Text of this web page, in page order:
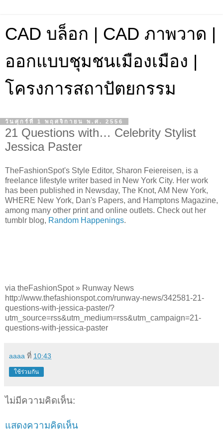
CAD บล็อก | CAD ภาพวาด |
ออกแบบชุมชนเมืองเมือง |
โครงการสถาปัตยกรรม
วันศุกร์ที่ 1 พฤศจิกายน พ.ศ. 2556
21 Questions with… Celebrity Stylist
Jessica Paster
TheFashionSpot's Style Editor, Sharon Feiereisen, is a
freelance lifestyle writer based in New York City. Her work
has been published in Newsday, The Knot, AM New York,
WHERE New York, Dan's Papers, and Hamptons Magazine,
among many other print and online outlets. Check out her
tumblr blog, Random Happenings.
via theFashionSpot » Runway News
http://www.thefashionspot.com/runway-news/342581-21-
questions-with-jessica-paster/?
utm_source=rss&utm_medium=rss&utm_campaign=21-
questions-with-jessica-paster
aaaa ที่ 10:43
ใช้ร่วมกัน
ไม่มีความคิดเห็น:
แสดงความคิดเห็น